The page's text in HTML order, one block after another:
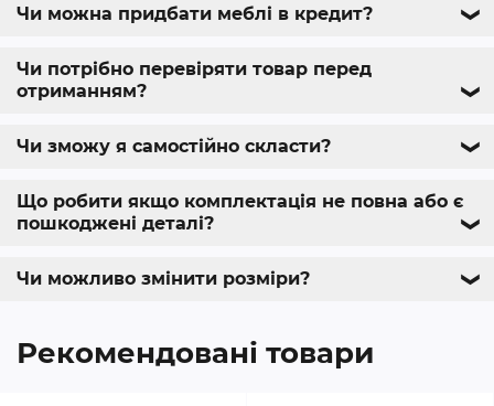
Чи можна придбати меблі в кредит? ❯
Чи потрібно перевіряти товар перед
отриманням?
❯
Чи зможу я самостійно скласти? ❯
Що робити якщо комплектація не повна або є
пошкоджені деталі?
❯
Чи можливо змінити розміри? ❯
Рекомендовані товари